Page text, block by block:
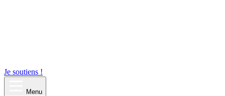
Je soutiens !
Menu